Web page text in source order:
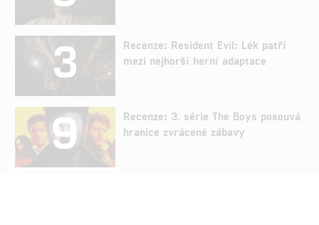
3
Recenze: Resident Evil: Lék patří
mezi nejhorší herní adaptace
9
Recenze: 3. série The Boys posouvá
hranice zvrácené zábavy